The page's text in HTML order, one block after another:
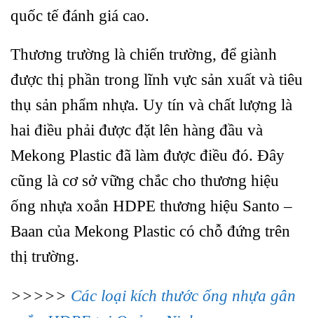
quốc tế đánh giá cao.
Thương trường là chiến trường, để giành
được thị phần trong lĩnh vực sản xuất và tiêu
thụ sản phẩm nhựa. Uy tín và chất lượng là
hai điều phải được đặt lên hàng đầu và
Mekong Plastic đã làm được điều đó. Đây
cũng là cơ sở vững chắc cho thương hiệu
ống nhựa xoắn HDPE thương hiệu Santo –
Baan của Mekong Plastic có chỗ đứng trên
thị trường.
>>>>> Các loại kích thước ống nhựa gân